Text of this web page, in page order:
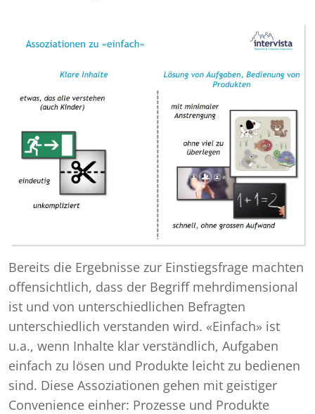
Bereits die Ergebnisse zur Einstiegsfrage machten
offensichtlich, dass der Begriff mehrdimensional
ist und von unterschiedlichen Befragten
unterschiedlich verstanden wird. «Einfach» ist
u.a., wenn Inhalte klar verständlich, Aufgaben
einfach zu lösen und Produkte leicht zu bedienen
sind. Diese Assoziationen gehen mit geistiger
Convenience einher: Prozesse und Produkte